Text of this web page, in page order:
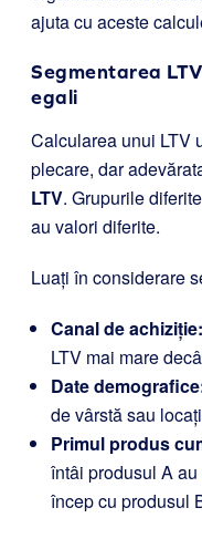
ajuta cu aceste
Segmentarea
egali
Calcularea unui LTV
plecare, dar
LTV. Grupurile
au valori diferite.
Luați în considerare
Canal de achiziție:
LTV mai mare
Date
de vârstă sau
Primul produs
întâi produsul A
încep cu produsul